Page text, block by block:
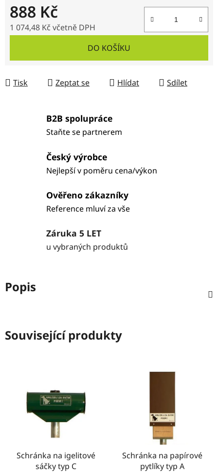
888 Kč
1 074,48 Kč včetně DPH
DO KOŠÍKU
Tisk Zeptat se Hlídat Sdílet
B2B spolupráce
Staňte se partnerem
Český výrobce
Nejlepší v poměru cena/výkon
Ověřeno zákazníky
Reference mluví za vše
Záruka 5 LET
u vybraných produktů
Popis
Související produkty
Schránka na igelitové
sáčky typ C
Schránka na papírové
pytlíky typ A